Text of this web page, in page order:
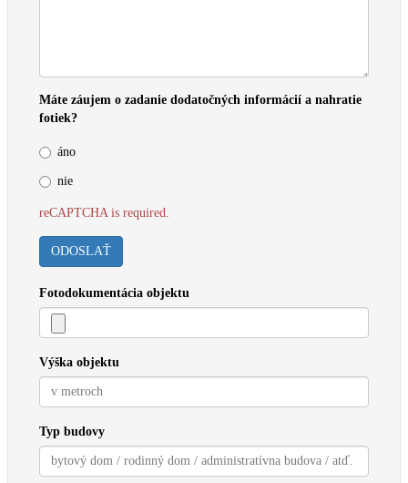
Máte záujem o zadanie dodatočných informácií a nahratie
fotiek?
áno
nie
reCAPTCHA is required.
ODOSLAŤ
Fotodokumentácia objektu
Výška objektu
Typ budovy